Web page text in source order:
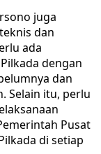
juga
dan
ada
dengan
dan
Selain itu, perlu
Pusat
di setiap